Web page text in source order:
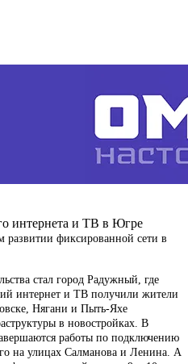
интернета и ТВ в Югре
фиксированной сети в
стал город Радужный, где
интернет и ТВ получили жители
Нягани и Пыть-Яхе
в новостройках. В
работы по подключению
на улицах Салманова и Ленина. А